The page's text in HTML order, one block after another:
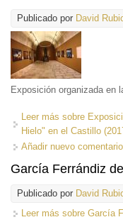
Publicado por David
Exposición organizada en
Leer más sobre
Hielo" en el Castillo
Añadir nuevo comentario
García Ferrándiz
Publicado por David
Leer más sobre García